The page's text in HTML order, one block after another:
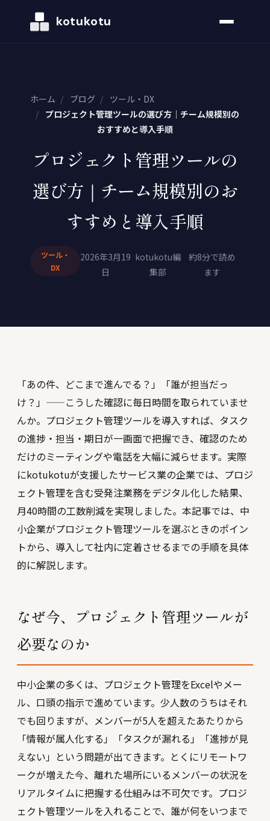
kotukotu
ホーム / ブログ / ツール・DX
/ プロジェクト管理ツールの選び方｜チーム規模別の
おすすめと導入手順
プロジェクト管理ツールの
選び方｜チーム規模別のお
すすめと導入手順
ツール・
DX
2026年3月19
日
kotukotu編
集部
約8分で読め
ます
「あの件、どこまで進んでる？」「誰が担当だっ
け？」——こうした確認に毎日時間を取られていませ
んか。プロジェクト管理ツールを導入すれば、タスク
の進捗・担当・期日が一画面で把握でき、確認のため
だけのミーティングや電話を大幅に減らせます。実際
にkotukotuが支援したサービス業の企業では、プロジ
ェクト管理を含む受発注業務をデジタル化した結果、
月40時間の工数削減を実現しました。本記事では、中
小企業がプロジェクト管理ツールを選ぶときのポイン
トから、導入して社内に定着させるまでの手順を具体
的に解説します。
なぜ今、プロジェクト管理ツールが
必要なのか
中小企業の多くは、プロジェクト管理をExcelやメー
ル、口頭の指示で進めています。少人数のうちはそれ
でも回りますが、メンバーが5人を超えたあたりから
「情報が属人化する」「タスクが漏れる」「進捗が見
えない」という問題が出てきます。とくにリモートワ
ークが増えた今、離れた場所にいるメンバーの状況を
リアルタイムに把握する仕組みは不可欠です。プロジ
ェクト管理ツールを入れることで、誰が何をいつまで